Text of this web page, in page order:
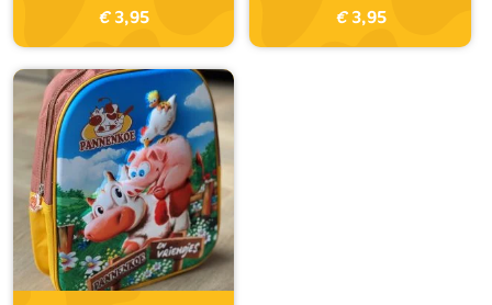
€3,95 €3,95